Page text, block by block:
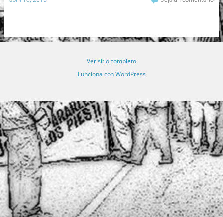
Ver sitio completo
Funciona con WordPress